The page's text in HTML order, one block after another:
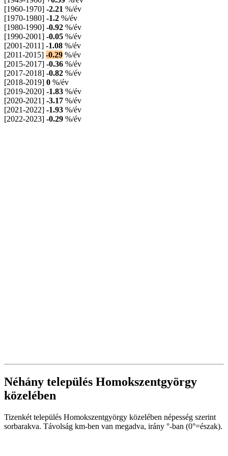
[1960-1970] -2.21 %/év
[1970-1980] -1.2 %/év
[1980-1990] -0.92 %/év
[1990-2001] -0.05 %/év
[2001-2011] -1.08 %/év
[2011-2015] -0.29 %/év
[2015-2017] -0.36 %/év
[2017-2018] -0.82 %/év
[2018-2019] 0 %/év
[2019-2020] -1.83 %/év
[2020-2021] -3.17 %/év
[2021-2022] -1.93 %/év
[2022-2023] -0.29 %/év
Néhány település Homokszentgyörgy
közelében
Tizenkét település Homokszentgyörgy közelében népesség szerint
sorbarakva. Távolság km-ben van megadva, irány °-ban (0°=észak).